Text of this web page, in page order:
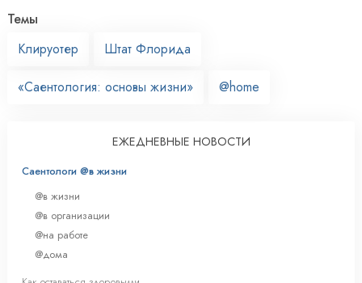
Темы
Клируотер
Штат Флорида
«Саентология: основы жизни» @home
ЕЖЕДНЕВНЫЕ НОВОСТИ
Саентологи @в жизни
@в жизни
@в организации
@на работе
@дома